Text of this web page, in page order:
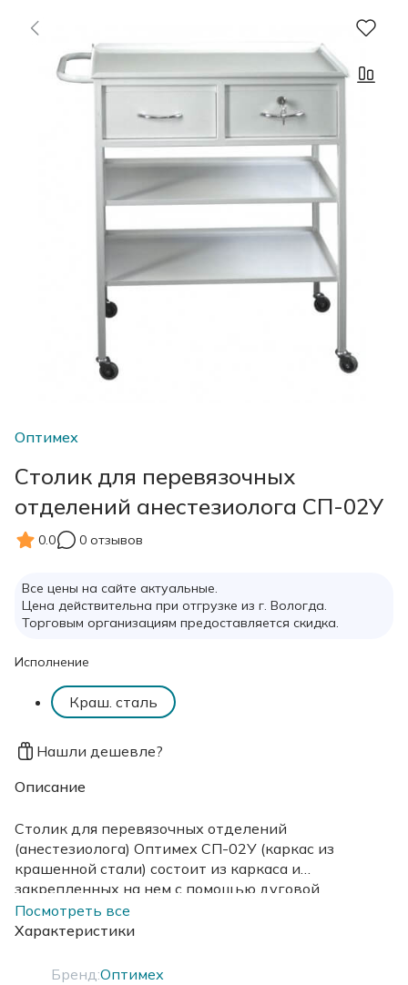
Оптимех
Столик для перевязочных
отделений анестезиолога СП-02У
0.0 0 отзывов
Все цены на сайте актуальные.
Цена действительна при отгрузке из г. Вологда.
Торговым организациям предоставляется скидка.
Исполнение
Краш. сталь
Нашли дешевле?
Описание
Столик для перевязочных отделений
(анестезиолога) Оптимех СП-02У (каркас из
крашенной стали) состоит из каркаса и
закрепленных на нем с помощью дуговой
электросварки элементов. 2 ящика (один из них с
замком), под ящиками установлены две полки.
Посмотреть все
Характеристики
Бренд:Оптимех